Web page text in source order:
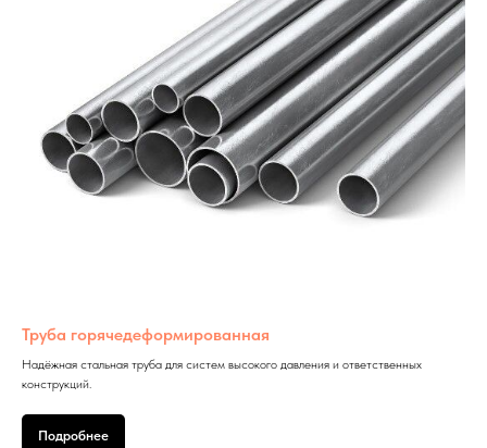
Труба горячедеформированная
Надёжная стальная труба для систем высокого давления и ответственных
конструкций.
Подробнее